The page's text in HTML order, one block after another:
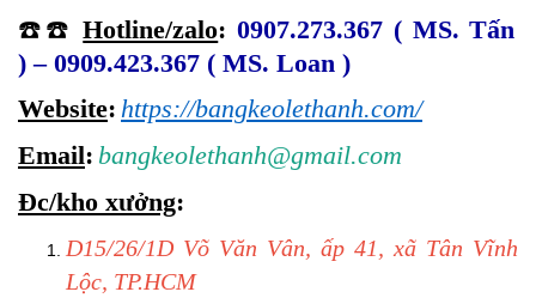
☎️☎️ Hotline/zalo: 0907.273.367 ( MS. Tấn
) – 0909.423.367 ( MS. Loan )
Website: https://bangkeolethanh.com/
Email: bangkeolethanh@gmail.com
Đc/kho xưởng:
D15/26/1D Võ Văn Vân, ấp 41, xã Tân Vĩnh
Lộc, TP.HCM